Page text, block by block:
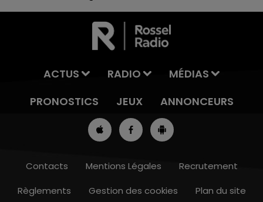
13h00 - 16h00
ACTUS RADIO
MÉDIAS
PRONOSTICS
JEUX ANNONCEURS
Contacts Mentions Légales
Recrutement
Règlements
Gestion des cookies Plan du site